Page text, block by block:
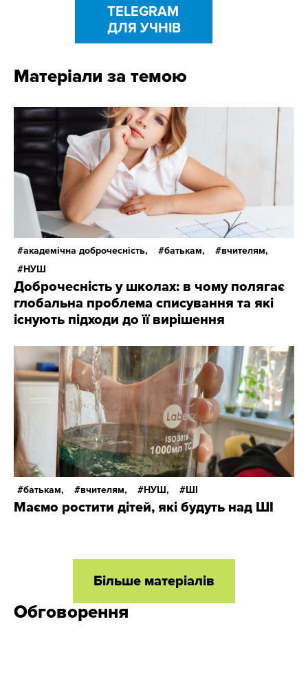
TELEGRAM
ДЛЯ УЧНІВ
Матеріали за темою
академічна доброчесність, батькам,
вчителям,
НУШ
Доброчесність у школах: в чому полягає
глобальна проблема списування та які
існують підходи до її вирішення
батькам, вчителям, НУШ, ШІ
Маємо ростити дітей, які будуть над ШІ
Більше матеріалів
Обговорення